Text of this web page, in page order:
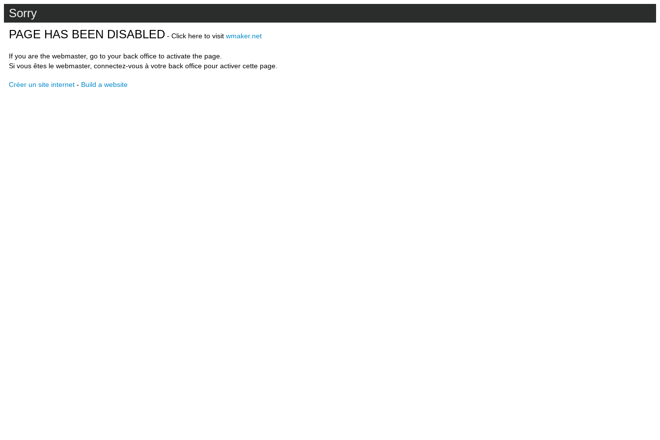
Sorry
PAGE HAS BEEN DISABLED - Click here to visit wmaker.net
If you are the webmaster, go to your back office to activate the page.
Si vous êtes le webmaster, connectez-vous à votre back office pour activer cette page.
Créer un site internet - Build a website